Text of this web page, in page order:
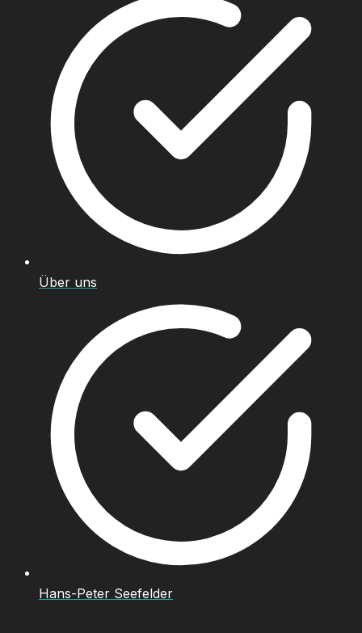
Über uns
Hans-Peter Seefelder